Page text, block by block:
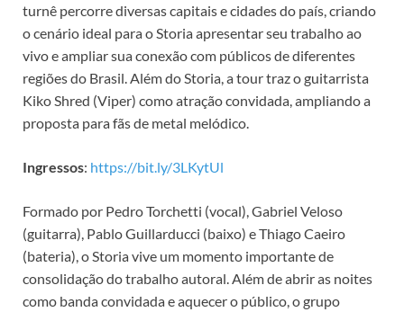
turnê percorre diversas capitais e cidades do país, criando
o cenário ideal para o Storia apresentar seu trabalho ao
vivo e ampliar sua conexão com públicos de diferentes
regiões do Brasil. Além do Storia, a tour traz o guitarrista
Kiko Shred (Viper) como atração convidada, ampliando a
proposta para fãs de metal melódico.
Ingressos: https://bit.ly/3LKytUl
Formado por Pedro Torchetti (vocal), Gabriel Veloso
(guitarra), Pablo Guillarducci (baixo) e Thiago Caeiro
(bateria), o Storia vive um momento importante de
consolidação do trabalho autoral. Além de abrir as noites
como banda convidada e aquecer o público, o grupo